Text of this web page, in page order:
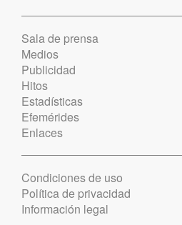
Sala de prensa
Medios
Publicidad
Hitos
Estadísticas
Efemérides
Enlaces
Condiciones de uso
Política de privacidad
Información legal